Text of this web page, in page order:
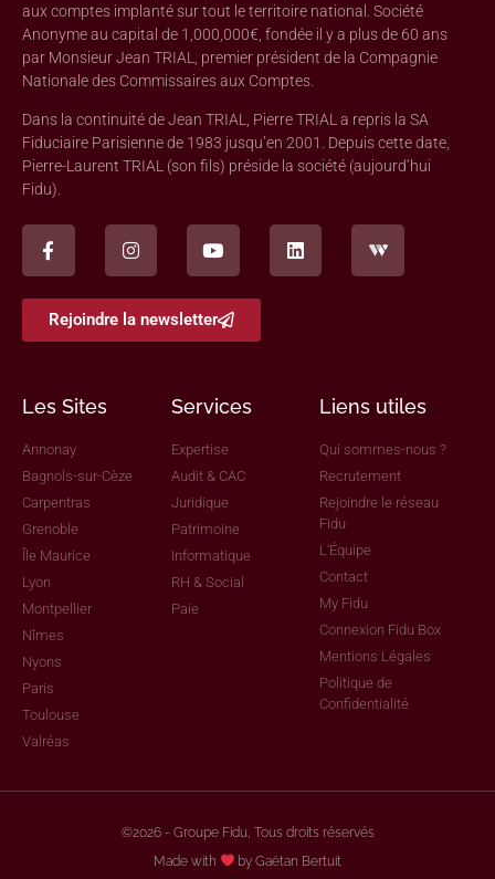
aux comptes implanté sur tout le territoire national. Société
Anonyme au capital de 1,000,000€, fondée il y a plus de 60 ans
par Monsieur Jean TRIAL, premier président de la Compagnie
Nationale des Commissaires aux Comptes.
Dans la continuité de Jean TRIAL, Pierre TRIAL a repris la SA
Fiduciaire Parisienne de 1983 jusqu’en 2001. Depuis cette date,
Pierre-Laurent TRIAL (son fils) préside la société (aujourd’hui
Fidu).
Rejoindre la newsletter
Les Sites
Annonay
Bagnols-sur-Cèze
Carpentras
Grenoble
Île Maurice
Lyon
Montpellier
Nîmes
Nyons
Paris
Toulouse
Valréas
Services
Expertise
Audit & CAC
Juridique
Patrimoine
Informatique
RH & Social
Paie
Liens utiles
Qui sommes-nous ?
Recrutement
Rejoindre le réseau
Fidu
L'Équipe
Contact
My Fidu
Connexion Fidu Box
Mentions Légales
Politique de
Confidentialité
©2026 - Groupe Fidu, Tous droits réservés
Made with
by Gaëtan Bertuit